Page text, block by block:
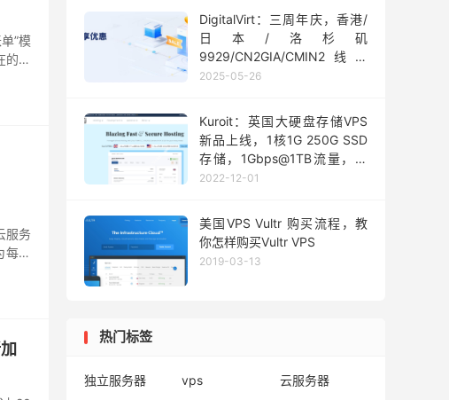
”模
实
服务
一
DigitalVirt：三周年庆，香港/
日本/洛杉矶
9929/CN2GIA/CMIN2线路
VPS内存、流量*1.5倍，年付
2025-05-26
Kuroit：英国大硬盘存储VPS
新品上线，1核1G 250G SSD
存储，1Gbps@1TB流量，月
付低至£2/月
2022-12-01
美国VPS Vultr 购买流程，教
你怎样购买Vultr VPS
2019-03-13
热门标签
独立服务器 vps
云服务器